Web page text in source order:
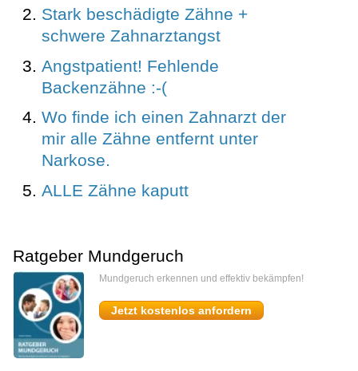
Stark beschädigte Zähne +
schwere Zahnarztangst
Angstpatient! Fehlende
Backenzähne :-(
Wo finde ich einen Zahnarzt der
mir alle Zähne entfernt unter
Narkose.
ALLE Zähne kaputt
Ratgeber Mundgeruch
Mundgeruch erkennen und effektiv bekämpfen!
Jetzt kostenlos anfordern